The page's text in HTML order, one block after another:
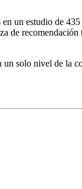
un estudio de
de
solo nivel de la